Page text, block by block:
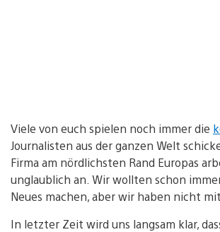
Viele von euch spielen noch immer die
Journalisten aus der ganzen Welt
Firma am nördlichsten Rand Europas
unglaublich an. Wir wollten schon
Neues machen, aber wir haben nicht
In letzter Zeit wird uns langsam klar,